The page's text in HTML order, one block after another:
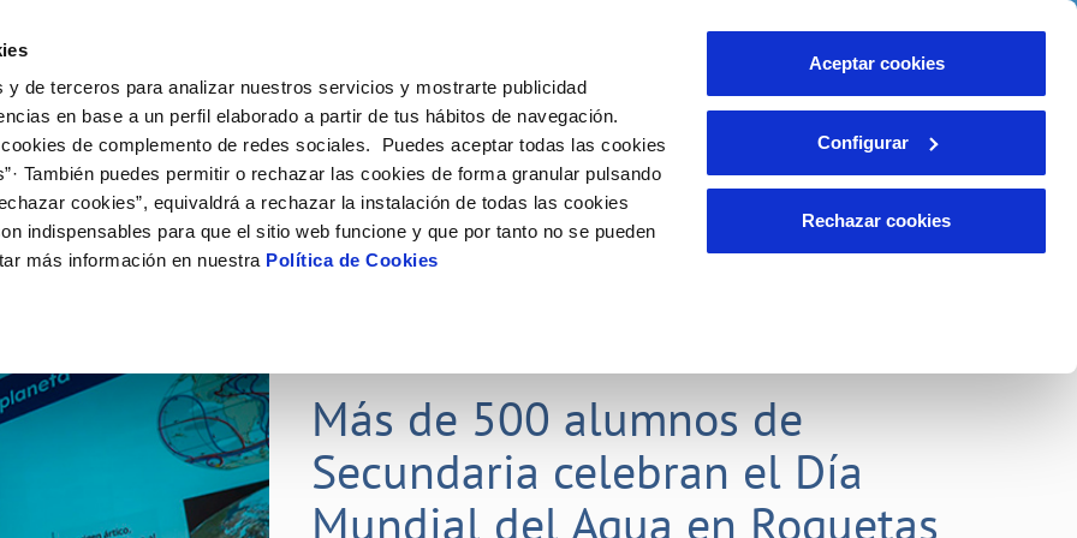
y de terceros para analizar nuestros servicios y mostrarte publicidad
en base a un perfil elaborado a partir de tus hábitos de navegación.
de complemento de redes sociales. Puedes aceptar todas las cookies
También puedes permitir o rechazar las cookies de forma granular pulsando
cookies”, equivaldrá a rechazar la instalación de todas las cookies
indispensables para que el sitio web funcione y que por tanto no se pueden
más información en nuestra Política de Cookies
Aceptar cookies
Configurar
Rechazar cookies
de titular
de suministro
obras
MODIFICACIÓN DE DATOS
Actualizar datos bancarios
Actualizar datos de domicilio
INCIDENCIAS
Comunica anomalías o posibles
VER TODAS LAS GESTIONES
Tu Servicio
AL CLIENTE
contacto
y afectaciones
e impresos
COMPROMISO DE SERVICIO
Carta de compromisos
Customer Counsel (Defensa del cliente)
Tu Agua
del agua
CUIDADOS DEL AGUA
Consejos de ahorro
Medidas contra la sequía
Conócenos
DE GESTIÓN Y CERTIFICADOS
CONTRATACIÓN
Licitaciones en curso
EMPLEO
Nuestros compromisos
Más de 500 alumnos de
Secundaria celebran el Día
Mundial del Agua en Roquetas